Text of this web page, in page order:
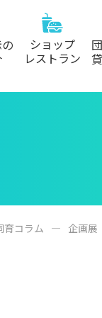
ショップ
レストラン
育コラム 企画展